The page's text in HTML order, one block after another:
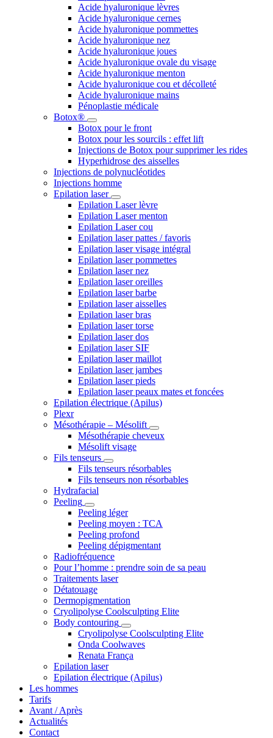
Acide hyaluronique lèvres
Acide hyaluronique cernes
Acide hyaluronique pommettes
Acide hyaluronique nez
Acide hyaluronique joues
Acide hyaluronique ovale du visage
Acide hyaluronique menton
Acide hyaluronique cou et décolleté
Acide hyaluronique mains
Pénoplastie médicale
Botox®
Botox pour le front
Botox pour les sourcils : effet lift
Injections de Botox pour supprimer les rides
Hyperhidrose des aisselles
Injections de polynucléotides
Injections homme
Epilation laser
Epilation Laser lèvre
Epilation Laser menton
Epilation Laser cou
Epilation laser pattes / favoris
Epilation laser visage intégral
Epilation laser pommettes
Epilation laser nez
Epilation laser oreilles
Epilation laser barbe
Epilation laser aisselles
Epilation laser bras
Epilation laser torse
Epilation laser dos
Epilation laser SIF
Epilation laser maillot
Epilation laser jambes
Epilation laser pieds
Epilation laser peaux mates et foncées
Epilation électrique (Apilus)
Plexr
Mésothérapie – Mésolift
Mésothérapie cheveux
Mésolift visage
Fils tenseurs
Fils tenseurs résorbables
Fils tenseurs non résorbables
Hydrafacial
Peeling
Peeling léger
Peeling moyen : TCA
Peeling profond
Peeling dépigmentant
Radiofréquence
Pour l’homme : prendre soin de sa peau
Traitements laser
Détatouage
Dermopigmentation
Cryolipolyse Coolsculpting Elite
Body contouring
Cryolipolyse Coolsculpting Elite
Onda Coolwaves
Renata França
Epilation laser
Epilation électrique (Apilus)
Les hommes
Tarifs
Avant / Après
Actualités
Contact